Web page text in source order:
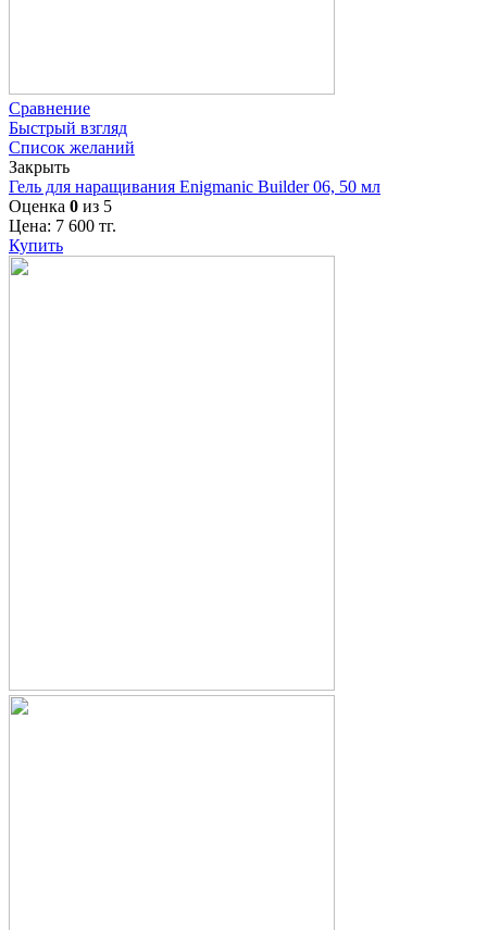
Сравнение
Быстрый взгляд
Список желаний
Закрыть
Гель для наращивания Enigmanic Builder 06, 50 мл
Оценка 0 из 5
Цена: 7 600 тг.
Купить